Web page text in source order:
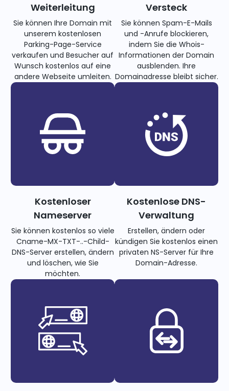
Weiterleitung
Sie können Ihre Domain mit
unserem kostenlosen
Parking-Page-Service
verkaufen und Besucher auf
Wunsch kostenlos auf eine
andere Webseite umleiten.
Versteck
Sie können Spam-E-Mails
und -Anrufe blockieren,
indem Sie die Whois-
Informationen der Domain
ausblenden. Ihre
Domainadresse bleibt sicher.
Kostenloser
Nameserver
Sie können kostenlos so viele
Cname-MX-TXT-..-Child-
DNS-Server erstellen, ändern
und löschen, wie Sie
möchten.
Kostenlose DNS-
Verwaltung
Erstellen, ändern oder
kündigen Sie kostenlos einen
privaten NS-Server für Ihre
Domain-Adresse.